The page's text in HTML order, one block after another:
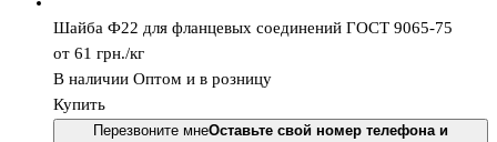
Шайба Ф22 для фланцевых соединений ГОСТ 9065-75
от 61 грн./кг
В наличии Оптом и в розницу
Купить
Перезвоните мнеОставьте свой номер телефона и